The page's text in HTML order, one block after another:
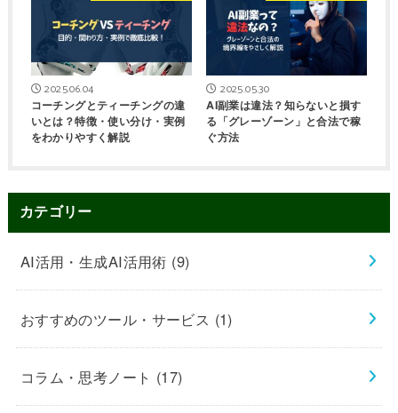
2025.06.04
コーチングとティーチングの違
いとは？特徴・使い分け・実例
をわかりやすく解説
2025.05.30
AI副業は違法？知らないと損す
る「グレーゾーン」と合法で稼
ぐ方法
カテゴリー
AI活用・生成AI活用術 (9)
おすすめのツール・サービス (1)
コラム・思考ノート (17)